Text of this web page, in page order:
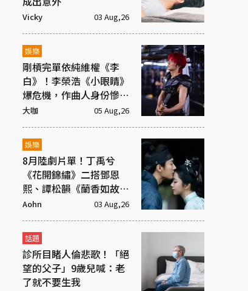
Vicky 03 Aug,26
娛樂
剛槓完單依純維權《李
白》！李榮浩《小眼睛》
爆危機，作曲人身份慘遭
抹去
大咖 05 Aug,26
娛樂
8月陸劇片單！丁禹兮
《花開錦繡》二搭鄧恩
熙、譚松韻《蘭香如故》
庶女逆襲
Aohn 03 Aug,26
話題
診所目睹人倫悲歌！「絕
望的父子」9歲兒喊：老
了就不要生我